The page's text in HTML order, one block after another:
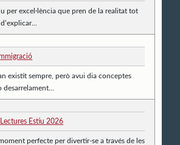
per excel·lència que pren de la realitat tot
existit sempre, però avui dia conceptes
Estiu 2026
perfecte per divertir-se a través de les